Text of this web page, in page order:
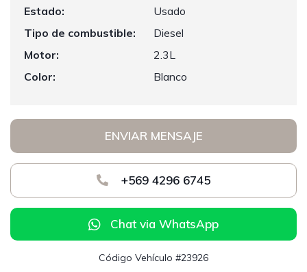
Estado:
Usado
Tipo de combustible:
Diesel
Motor:
2.3L
Color:
Blanco
ENVIAR MENSAJE
+569 4296 6745
Chat via WhatsApp
Código Vehículo #23926